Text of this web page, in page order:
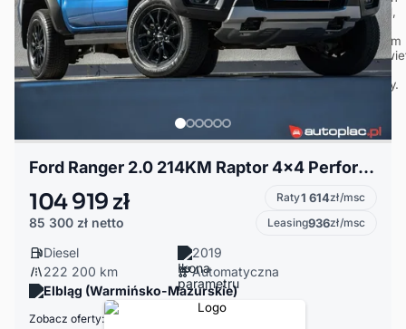
Ford Ranger 2.0 214KM Raptor 4x4 Performance Kamera Cofania Navi Podgrzewana szyba
104 919 zł
85 300 zł netto
Raty1 614zł/msc
Leasing936zł/msc
Diesel
2019
222 200 km
Automatyczna
Elbląg (Warmińsko-Mazurskie)
Zobacz oferty: